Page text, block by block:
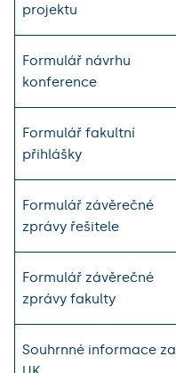
projektu
Formulář návrhu
konference
Formulář fakultní
přihlášky
Formulář závěrečné
zprávy řešitele
Formulář závěrečné
zprávy fakulty
Souhrnné informace za